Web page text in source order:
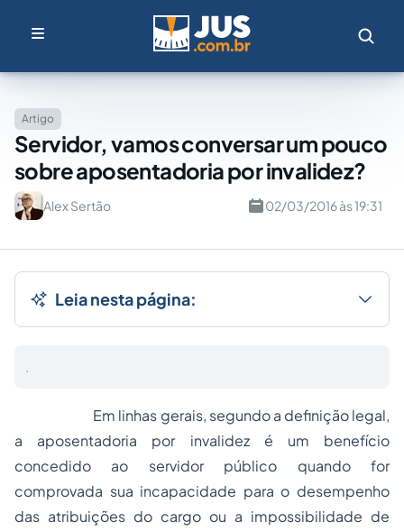
Artigo
Servidor, vamos conversar um pouco
sobre aposentadoria por invalidez?
Alex Sertão 02/03/2016 às 19:31
Leia nesta página:
.
Em linhas gerais, segundo a definição legal,
a aposentadoria por invalidez é um benefício
concedido ao servidor público quando for
comprovada sua incapacidade para o desempenho
das atribuições do cargo ou a impossibilidade de